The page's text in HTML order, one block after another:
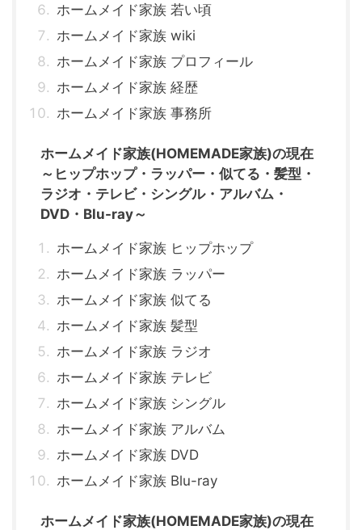
ホームメイド家族 若い頃
ホームメイド家族 wiki
ホームメイド家族 プロフィール
ホームメイド家族 経歴
ホームメイド家族 事務所
ホームメイド家族(HOMEMADE家族)の現在
～ヒップホップ・ラッパー・似てる・髪型・
ラジオ・テレビ・シングル・アルバム・
DVD・Blu-ray～
ホームメイド家族 ヒップホップ
ホームメイド家族 ラッパー
ホームメイド家族 似てる
ホームメイド家族 髪型
ホームメイド家族 ラジオ
ホームメイド家族 テレビ
ホームメイド家族 シングル
ホームメイド家族 アルバム
ホームメイド家族 DVD
ホームメイド家族 Blu-ray
ホームメイド家族(HOMEMADE家族)の現在